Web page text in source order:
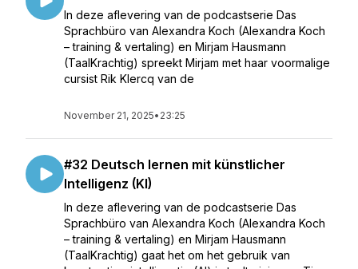
In deze aflevering van de podcastserie Das
Sprachbüro van Alexandra Koch (Alexandra Koch
– training & vertaling) en Mirjam Hausmann
(TaalKrachtig) spreekt Mirjam met haar voormalige
cursist Rik Klercq van de
November 21, 2025• 23:25
#32 Deutsch lernen mit künstlicher
Intelligenz (KI)
In deze aflevering van de podcastserie Das
Sprachbüro van Alexandra Koch (Alexandra Koch
– training & vertaling) en Mirjam Hausmann
(TaalKrachtig) gaat het om het gebruik van